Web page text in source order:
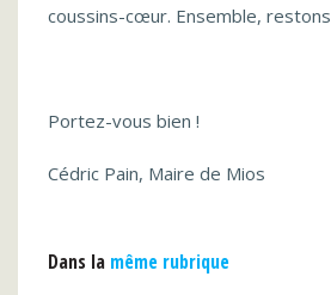
coussins-cœur. Ensemble,
Portez-vous bien !
Cédric Pain, Maire de Mios
Dans la même rubrique